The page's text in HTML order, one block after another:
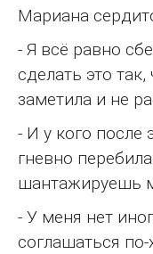
Мариана
- Я всё равно
сделать это
заметила и не
- И у кого после
гневно
шантажируешь
- У меня нет
соглашаться